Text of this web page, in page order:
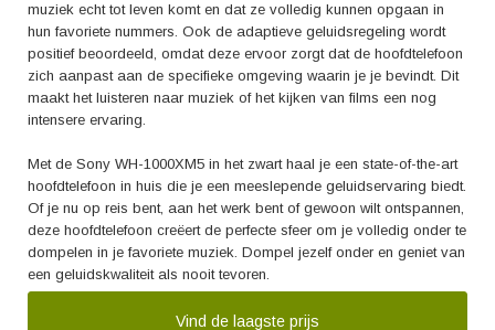
muziek echt tot leven komt en dat ze volledig kunnen opgaan in
hun favoriete nummers. Ook de adaptieve geluidsregeling wordt
positief beoordeeld, omdat deze ervoor zorgt dat de hoofdtelefoon
zich aanpast aan de specifieke omgeving waarin je je bevindt. Dit
maakt het luisteren naar muziek of het kijken van films een nog
intensere ervaring.
Met de Sony WH-1000XM5 in het zwart haal je een state-of-the-art
hoofdtelefoon in huis die je een meeslepende geluidservaring biedt.
Of je nu op reis bent, aan het werk bent of gewoon wilt ontspannen,
deze hoofdtelefoon creëert de perfecte sfeer om je volledig onder te
dompelen in je favoriete muziek. Dompel jezelf onder en geniet van
een geluidskwaliteit als nooit tevoren.
Vind de laagste prijs